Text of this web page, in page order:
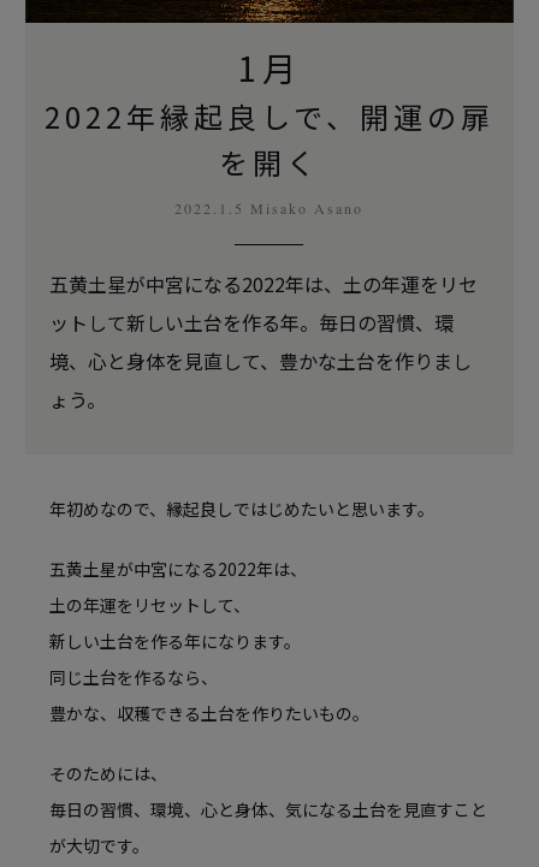
1月
2022年縁起良しで、開運の扉
を開く
2022.1.5 Misako Asano
五黄土星が中宮になる2022年は、土の年運をリセ
ットして新しい土台を作る年。 毎日の習慣、環
境、心と身体を見直して、豊かな土台を作りまし
ょう。
年初めなので、縁起良しではじめたいと思います。
五黄土星が中宮になる2022年は、
土の年運をリセットして、
新しい土台を作る年になります。
同じ土台を作るなら、
豊かな、収穫できる土台を作りたいもの。
そのためには、
毎日の習慣、環境、心と身体、気になる土台を見直すこと
が大切です。